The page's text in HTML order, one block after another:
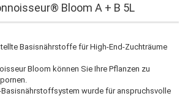
Bloom A + B 5L
Basisnährstoffe für High-End-Zuchträume
Bloom können Sie Ihre Pflanzen zu
Basisnährstoffsystem wurde für anspruchsvolle